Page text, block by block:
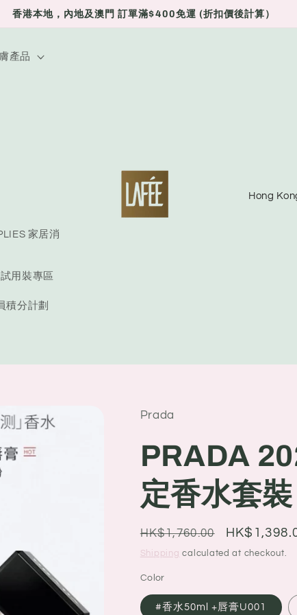
香港本地，內地及澳門 訂單滿$400免運 (折扣價後計算）
產品
家居消
用裝專區
積分計劃
C
i
o
n
Prada
PRADA
定香水套裝
Regular
price
HK$1,760.00
Sale
price
Shipping calculated at checkout.
Color
#香水50ml +唇膏U001